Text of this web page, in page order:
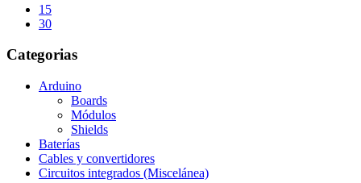
15
30
Categorias
Arduino
Boards
Módulos
Shields
Baterías
Cables y convertidores
Circuitos integrados (Miscelánea)